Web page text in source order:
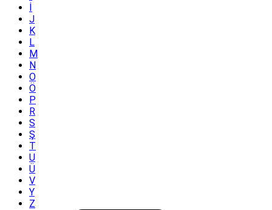
İ
J
K
L
M
N
O
Ö
P
R
S
Ş
T
U
Ü
V
Y
Z